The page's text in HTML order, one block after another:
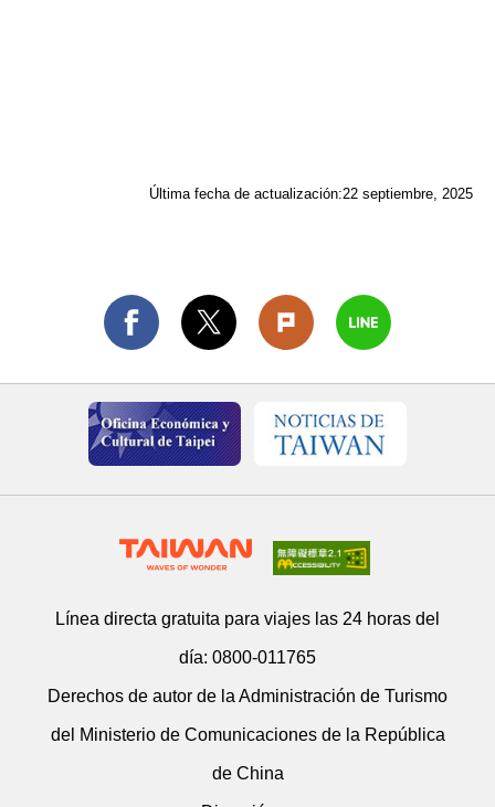
Última fecha de actualización:22 septiembre, 2025
Línea directa gratuita para viajes las 24 horas del
día: 0800-011765
Derechos de autor de la Administración de Turismo
del Ministerio de Comunicaciones de la República
de China